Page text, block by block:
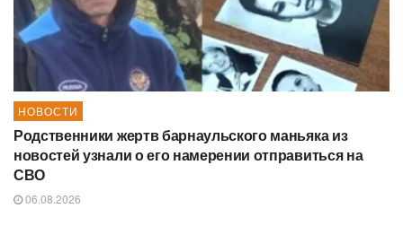
НОВОСТИ
Родственники жертв барнаульского маньяка из
новостей узнали о его намерении отправиться на
СВО
06.08.2026